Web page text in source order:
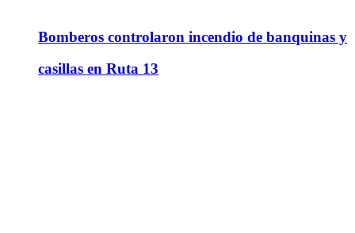
Bomberos controlaron incendio de banquinas y
casillas en Ruta 13